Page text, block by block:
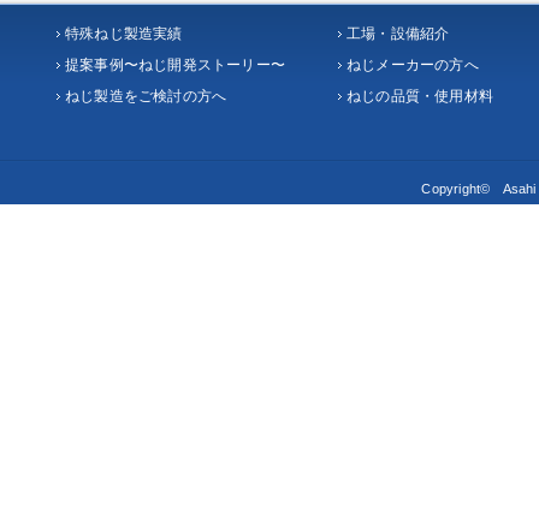
特殊ねじ製造実績
提案事例〜ねじ開発ストーリー〜
ねじ製造をご検討の方へ
工場・設備紹介
ねじメーカーの方へ
ねじの品質・使用材料
Copyright© Asahi